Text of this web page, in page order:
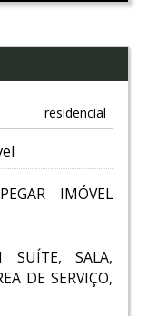
residencial
IMÓVEL
SUÍTE, SALA,
DE SERVIÇO,